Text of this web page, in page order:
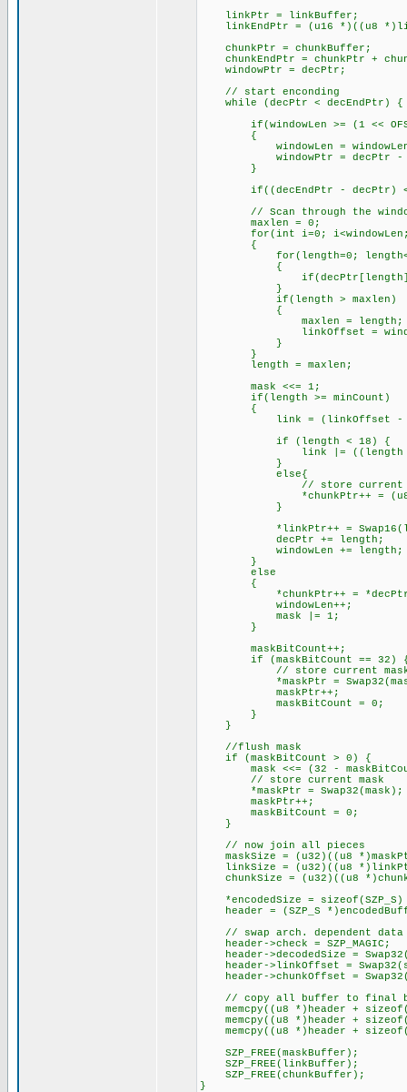
linkPtr = linkBuffer;
linkEndPtr = (u16 *)((u8
chunkPtr = chunkBuffer;
chunkEndPtr = chunkPtr +
windowPtr = decPtr;
// start enconding
while (decPtr < decEndPtr) {
if(windowLen >= (1 <<
{
windowLen = windowLen -
windowPtr = decPtr -
}
if((decEndPtr - decPtr) <
// Scan through the
maxlen = 0;
for(int i=0; i<windowLen;
{
for(length=0;
{
if(decPtr[length] !=
}
if(length > maxlen)
{
maxlen = length;
linkOffset =
}
}
length = maxlen;
mask <<= 1;
if(length >= minCount)
{
link = (linkOffset - 1)
if (length < 18) {
link |= ((length - 2)
}
else{
// store current count
*chunkPtr++ =
}
*linkPtr++ =
decPtr += length;
windowLen += length;
}
else // Add single
{
*chunkPtr++ =
windowLen++;
mask |= 1;
}
maskBitCount++;
if (maskBitCount == 32)
// store current
*maskPtr =
maskPtr++;
maskBitCount = 0;
}
}
//flush mask
if (maskBitCount > 0) {
mask <<= (32 -
// store current mask
*maskPtr = Swap32(mask);
maskPtr++;
maskBitCount = 0;
}
// now join all pieces
maskSize = (u32)((u8
linkSize = (u32)((u8
chunkSize = (u32)((u8
*encodedSize = sizeof(SZP_S)
header = (SZP_S
// swap arch. dependent data
header->check = SZP_MAGIC;
header->decodedSize =
header->linkOffset =
header->chunkOffset =
// copy all buffer to final
memcpy((u8 *)header +
memcpy((u8 *)header +
memcpy((u8 *)header +
SZP_FREE(maskBuffer);
SZP_FREE(linkBuffer);
SZP_FREE(chunkBuffer);
}